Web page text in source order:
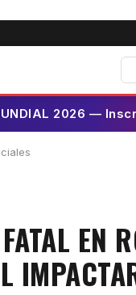
2026 —
EN